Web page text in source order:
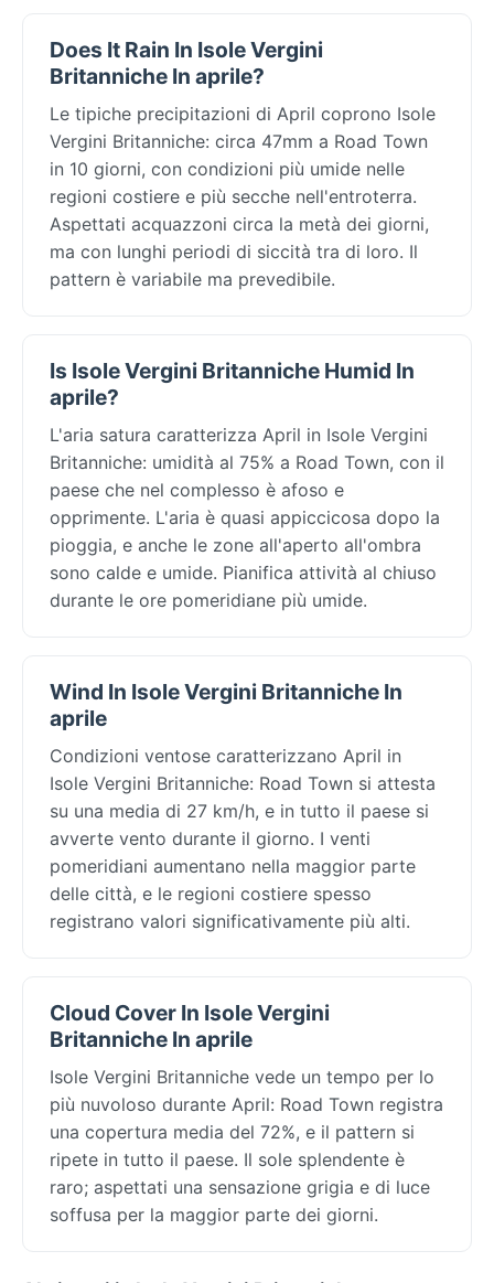
Does It Rain In Isole Vergini
Britanniche In aprile?
Le tipiche precipitazioni di April coprono Isole
Vergini Britanniche: circa 47mm a Road Town
in 10 giorni, con condizioni più umide nelle
regioni costiere e più secche nell'entroterra.
Aspettati acquazzoni circa la metà dei giorni,
ma con lunghi periodi di siccità tra di loro. Il
pattern è variabile ma prevedibile.
Is Isole Vergini Britanniche Humid In
aprile?
L'aria satura caratterizza April in Isole Vergini
Britanniche: umidità al 75% a Road Town, con il
paese che nel complesso è afoso e
opprimente. L'aria è quasi appiccicosa dopo la
pioggia, e anche le zone all'aperto all'ombra
sono calde e umide. Pianifica attività al chiuso
durante le ore pomeridiane più umide.
Wind In Isole Vergini Britanniche In
aprile
Condizioni ventose caratterizzano April in
Isole Vergini Britanniche: Road Town si attesta
su una media di 27 km/h, e in tutto il paese si
avverte vento durante il giorno. I venti
pomeridiani aumentano nella maggior parte
delle città, e le regioni costiere spesso
registrano valori significativamente più alti.
Cloud Cover In Isole Vergini
Britanniche In aprile
Isole Vergini Britanniche vede un tempo per lo
più nuvoloso durante April: Road Town registra
una copertura media del 72%, e il pattern si
ripete in tutto il paese. Il sole splendente è
raro; aspettati una sensazione grigia e di luce
soffusa per la maggior parte dei giorni.